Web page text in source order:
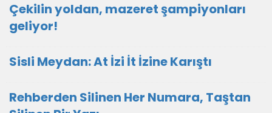
Çekilin yoldan, mazeret şampiyonları
geliyor!
Sisli Meydan: At İzi İt İzine Karıştı
Rehberden Silinen Her Numara, Taştan